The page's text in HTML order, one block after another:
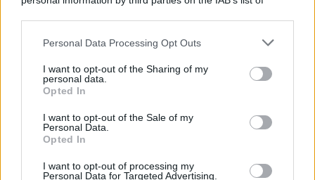
This information may also be disclosed by us to third parties
disclose it to other third parties.
Please note that this website/app uses one or more Google
services and may gather and store information including but
not limited to your visit or usage behaviour. You may click to
grant or deny consent to Google and its third-party tags to
consent section.
Personal Data Processing Opt Outs
I want to opt-out of the Sharing of my
personal data.
Opted In
I want to opt-out of the Sale of my
Personal Data.
Opted In
I want to opt-out of processing my
Personal Data for Targeted Advertising.
La storia /Le 10 maestre che già 120 anni fa ottennero, per
10 mesi, il diritto di voto
Pordenone /Il Premio Airone di Carta 2026 a GiULiA
giornaliste: promuove la cultura della parità